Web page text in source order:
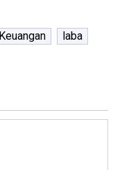
laba